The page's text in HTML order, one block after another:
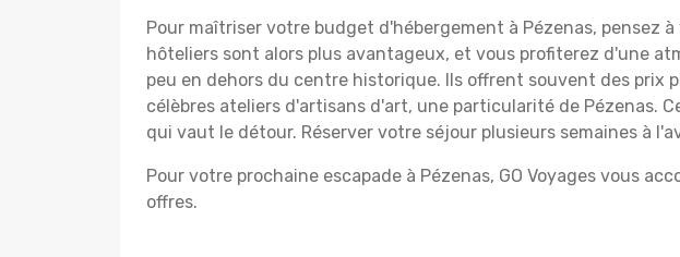
Pour maîtriser votre budget d'hébergement à Pézenas, pensez
hôteliers sont alors plus avantageux, et vous profiterez d'une
peu en dehors du centre historique. Ils offrent souvent des
célèbres ateliers d'artisans d'art, une particularité de Pézenas.
qui vaut le détour. Réserver votre séjour plusieurs semaines à
Pour votre prochaine escapade à Pézenas, GO Voyages vous
offres.